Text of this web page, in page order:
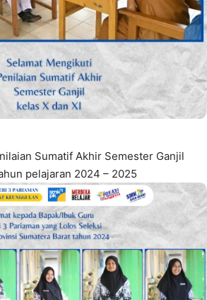
Sumatif Akhir Semester Ganjil
pelajaran 2024 – 2025